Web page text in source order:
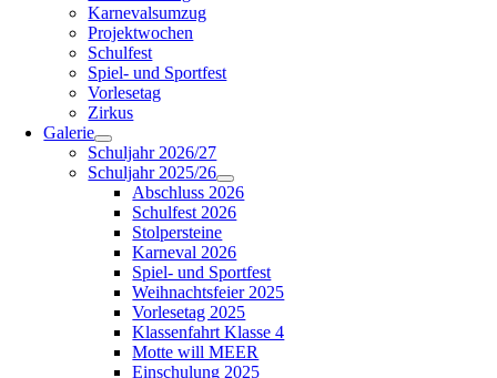
Karnevalsumzug
Projektwochen
Schulfest
Spiel- und Sportfest
Vorlesetag
Zirkus
Galerie
Schuljahr 2026/27
Schuljahr 2025/26
Abschluss 2026
Schulfest 2026
Stolpersteine
Karneval 2026
Spiel- und Sportfest
Weihnachtsfeier 2025
Vorlesetag 2025
Klassenfahrt Klasse 4
Motte will MEER
Einschulung 2025